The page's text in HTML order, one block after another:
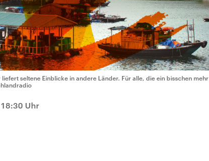
seltene Einblicke in andere Länder. Für alle, die ein bisschen mehr
Uhr